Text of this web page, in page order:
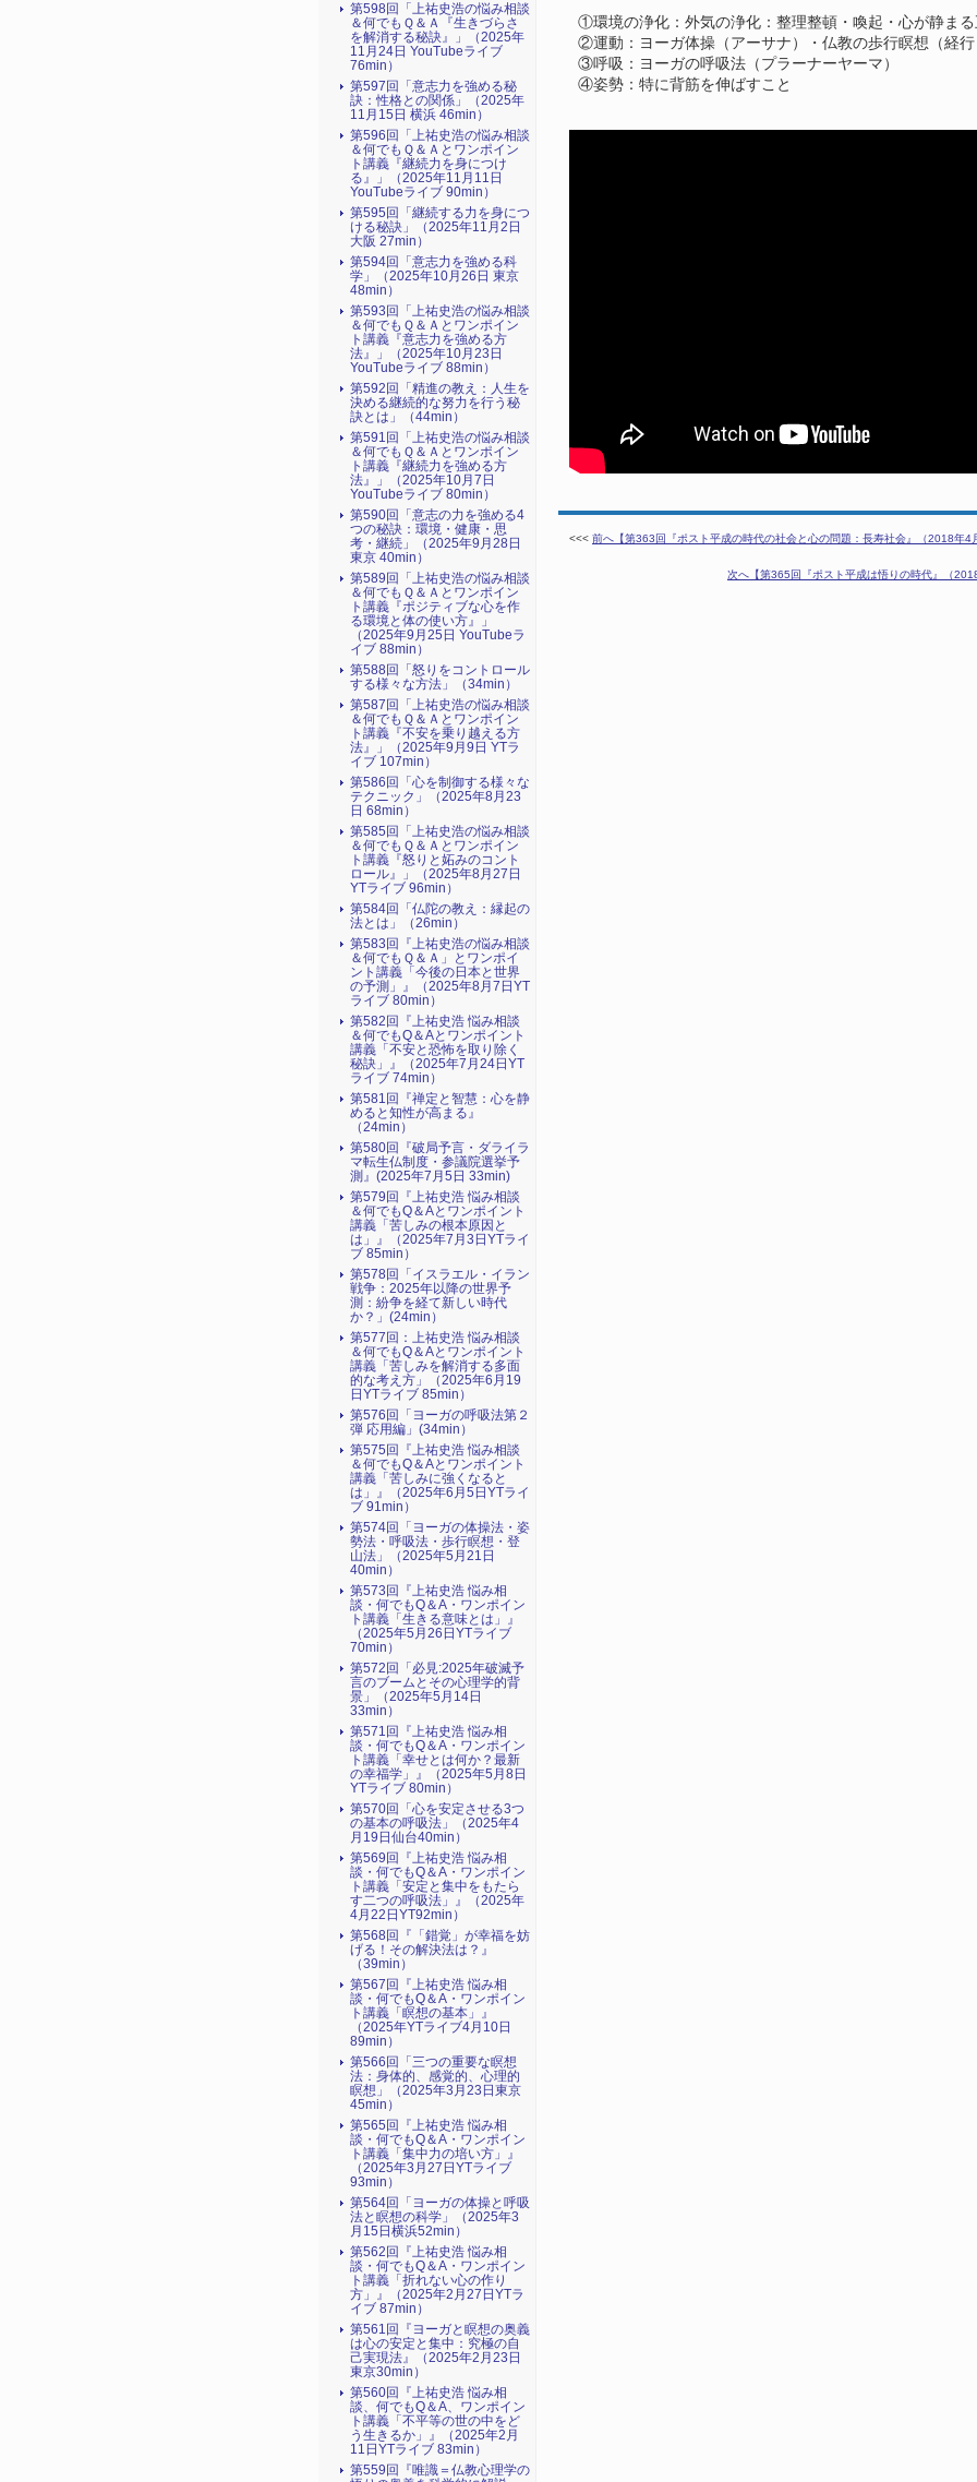
①環境の浄化：外気の浄化：整理整頓・喚起・心が静ま
②運動：ヨーガ体操（アーサナ）・仏教の歩行瞑想（経
③呼吸：ヨーガの呼吸法（プラーナーヤーマ）
④姿勢：特に背筋を伸ばすこと
<<< 前へ【第363回『ポスト平成の時代の社会と心の問題：長寿社会』（2018年4
次へ【第365回『ポスト平成は悟りの時代』（
第598回「上祐史浩の悩み相談
＆何でもＱ＆Ａ『生きづらさ
を解消する秘訣』​」（2025年
11月24日 YouTubeライブ
76min）
第597回「意志力を強める秘
訣：性格との関係」（2025年
11月15日 横浜 46min）
第596回「上祐史浩の悩み相談
＆何でもＱ＆Ａとワンポイン
ト講義『継続力を身につけ
る』​」（2025年11月11日
YouTubeライブ 90min）
第595回「継続する力を身につ
ける秘訣」（2025年11月2日
大阪 27min）
第594回「意志力を強める科
学」（2025年10月26日 東京
48min）
第593回「上祐史浩の悩み相談
＆何でもＱ＆Ａとワンポイン
ト講義『意志力を強める方
法』​」（2025年10月23日
YouTubeライブ 88min）
第592回「精進の教え：人生を
決める継続的な努力を行う秘
訣とは」（44min）
第591回「上祐史浩の悩み相談
＆何でもＱ＆Ａとワンポイン
ト講義『継続力を強める方
法』​」（2025年10月7日
YouTubeライブ 80min）
第590回「意志の力を強める4
つの秘訣：環境・健康・思
考・継続」（2025年9月28日
東京 40min）
第589回「上祐史浩の悩み相談
＆何でもＱ＆Ａとワンポイン
ト講義『ポジティブな心を作
る環境と体の使い方』​」
（2025年9月25日 YouTubeラ
イブ 88min）
第588回「怒りをコントロール
する様々な方法」（34min）
第587回「上祐史浩の悩み相談
＆何でもＱ＆Ａとワンポイン
ト講義『不安を乗り越える方
法』​」（2025年9月9日 YTラ
イブ 107min）
第586回「心を制御する様々な
テクニック」（2025年8月23
日 68min）
第585回「上祐史浩の悩み相談
＆何でもＱ＆Ａとワンポイン
ト講義『怒りと妬みのコント
ロール』​」（2025年8月27日
YTライブ 96min）
第584回「仏陀の教え：縁起の
法とは」（26min）
第583回『上祐史浩の悩み相談
＆何でもＱ＆Ａ」とワンポイ
ント講義「今後の日本と世界
の予測」』（2025年8月7日YT
ライブ 80min）
第582回『上祐史浩 悩み相談
＆何でもQ＆Aとワンポイント
講義「不安と恐怖を取り除く
秘訣」』（2025年7月24日YT
ライブ 74min）
第581回『禅定と智慧：心を静
めると知性が高まる』
（24min）
第580回『破局予言・ダライラ
マ転生仏制度・参議院選挙予
測』(2025年7月5日 33min)
第579回『上祐史浩 悩み相談
＆何でもQ＆Aとワンポイント
講義「苦しみの根本原因と
は」』（2025年7月3日YTライ
ブ 85min）
第578回「イスラエル・イラン
戦争：2025年以降の世界予
測：紛争を経て新しい時代
か？」(24min）
第577回：上祐史浩 悩み相談
＆何でもQ＆Aとワンポイント
講義「苦しみを解消する多面
的な考え方」（2025年6月19
日YTライブ 85min）
第576回「ヨーガの呼吸法第２
弾 応用編」(34min）
第575回『上祐史浩 悩み相談
＆何でもQ＆Aとワンポイント
講義「苦しみに強くなると
は」』（2025年6月5日YTライ
ブ 91min）
第574回「ヨーガの体操法・姿
勢法・呼吸法・歩行瞑想・登
山法」（2025年5月21日
40min）
第573回『上祐史浩 悩み相
談・何でもQ＆A・ワンポイン
ト講義「生きる意味とは」』
（2025年5月26日YTライブ
70min）
第572回「必見:2025年破滅予
言のブームとその心理学的背
景」（2025年5月14日
33min）
第571回『上祐史浩 悩み相
談・何でもQ＆A・ワンポイン
ト講義「幸せとは何か？最新
の幸福学」』（2025年5月8日
YTライブ 80min）
第570回「心を安定させる3つ
の基本の呼吸法」（2025年4
月19日仙台40min）
第569回『上祐史浩 悩み相
談・何でもQ＆A・ワンポイン
ト講義「安定と集中をもたら
す二つの呼吸法」』（2025年
4月22日YT92min）
第568回『「錯覚」が幸福を妨
げる！その解決法は？』
（39min）
第567回『上祐史浩 悩み相
談・何でもQ＆A・ワンポイン
ト講義「瞑想の基本」』
（2025年YTライブ4月10日
89min）
第566回「三つの重要な瞑想
法：身体的、感覚的、心理的
瞑想」（2025年3月23日東京
45min）
第565回『上祐史浩 悩み相
談・何でもQ＆A・ワンポイン
ト講義「集中力の培い方」』
（2025年3月27日YTライブ
93min）
第564回「ヨーガの体操と呼吸
法と瞑想の科学」（2025年3
月15日横浜52min）
第562回『上祐史浩 悩み相
談・何でもQ＆A・ワンポイン
ト講義「折れない心の作り
方」』（2025年2月27日YTラ
イブ 87min）
第561回『ヨーガと瞑想の奥義
は心の安定と集中：究極の自
己実現法』（2025年2月23日
東京30min）
第560回『上祐史浩 悩み相
談、何でもQ＆A、ワンポイン
ト講義「不平等の世の中をど
う生きるか」』（2025年2月
11日YTライブ 83min）
第559回『唯識＝仏教心理学の